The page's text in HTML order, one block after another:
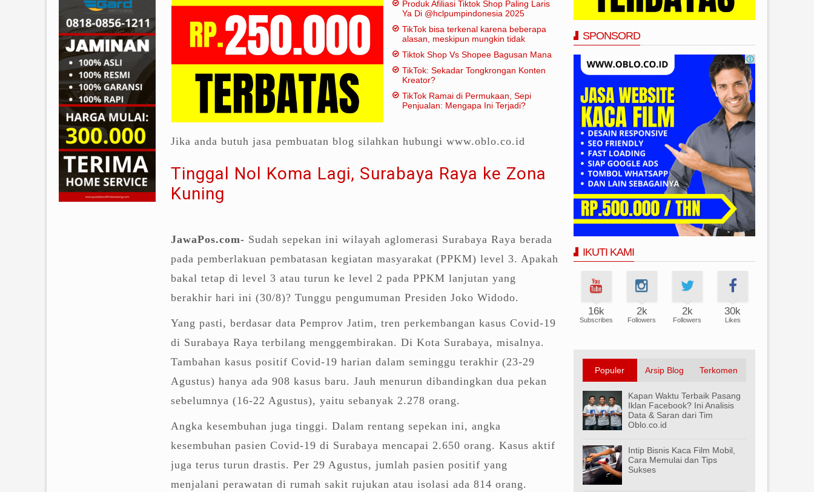
Produk Afiliasi Tiktok Shop Paling Laris
Ya Di @hclpumpindonesia 2025
TikTok bisa terkenal karena beberapa
alasan, meskipun mungkin tidak
tradisional:
Tiktok Shop Vs Shopee Bagusan Mana
TikTok: Sekadar Tongkrongan Konten
Kreator?
TikTok Ramai di Permukaan, Sepi
Penjualan: Mengapa Ini Terjadi?
Jika anda butuh jasa pembuatan blog silahkan hubungi www.oblo.co.id
Tinggal Nol Koma Lagi, Surabaya Raya ke Zona
Kuning
JawaPos.com- Sudah sepekan ini wilayah aglomerasi Surabaya Raya berada
pada pemberlakuan pembatasan kegiatan masyarakat (PPKM) level 3. Apakah
bakal tetap di level 3 atau turun ke level 2 pada PPKM lanjutan yang
berakhir hari ini (30/8)? Tunggu pengumuman Presiden Joko Widodo.
Yang pasti, berdasar data Pemprov Jatim, tren perkembangan kasus Covid-19
di Surabaya Raya terbilang menggembirakan. Di Kota Surabaya, misalnya.
Tambahan kasus positif Covid-19 harian dalam seminggu terakhir (23-29
Agustus) hanya ada 908 kasus baru. Jauh menurun dibandingkan dua pekan
sebelumnya (16-22 Agustus), yaitu sebanyak 2.278 orang.
Angka kesembuhan juga tinggi. Dalam rentang sepekan ini, angka
kesembuhan pasien Covid-19 di Surabaya mencapai 2.650 orang. Kasus aktif
juga terus turun drastis. Per 29 Agustus, jumlah pasien positif yang
menjalani perawatan di rumah sakit rujukan atau isolasi ada 814 orang.
SPONSORD
IKUTI KAMI
16k
Subscribes
2k
Followers
2k
Followers
30k
Likes
Populer Arsip Blog Terkomen
Kapan Waktu Terbaik Pasang
Iklan Facebook? Ini Analisis
Data & Saran dari Tim
Oblo.co.id
Intip Bisnis Kaca Film Mobil,
Cara Memulai dan Tips
Sukses